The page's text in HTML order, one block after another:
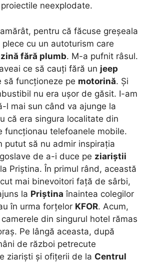
neexplodate.
pentru că făcuse greșeala
cu un autoturism care
fără plumb. M-a pufnit râsul.
ce să cauți fără un jeep
să funcționeze pe motorină. Și
nu era ușor de găsit. I-am
l mai sun când va ajunge la
că era singura localitate din
funcționau telefoanele mobile.
putut să nu admir inspirația
de a-i duce pe ziariștii
Priștina. În primul rând, această
mai binevoitori față de sârbi,
la Priștina înaintea colegilor
în urma forțelor KFOR. Acum,
din singurul hotel rămas
Pe lângă aceasta, după
de război petrecute
ziariști și ofițerii de la Centrul